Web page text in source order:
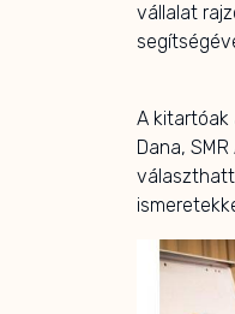
vállalat
A kitartóak
Dana,